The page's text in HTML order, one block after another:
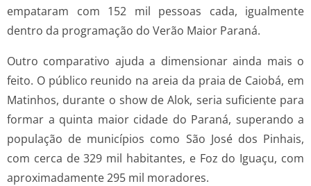
empataram com 152 mil pessoas cada, igualmente
dentro da programação do Verão Maior Paraná.
Outro comparativo ajuda a dimensionar ainda mais o
feito. O público reunido na areia da praia de Caiobá, em
Matinhos, durante o show de Alok, seria suficiente para
formar a quinta maior cidade do Paraná, superando a
população de municípios como São José dos Pinhais,
com cerca de 329 mil habitantes, e Foz do Iguaçu, com
aproximadamente 295 mil moradores.